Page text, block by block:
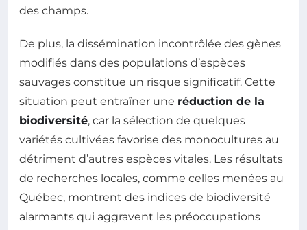
des champs.
De plus, la dissémination incontrôlée des gènes
modifiés dans des populations d’espèces
sauvages constitue un risque significatif. Cette
situation peut entraîner une réduction de la
biodiversité, car la sélection de quelques
variétés cultivées favorise des monocultures au
détriment d’autres espèces vitales. Les résultats
de recherches locales, comme celles menées au
Québec, montrent des indices de biodiversité
alarmants qui aggravent les préoccupations